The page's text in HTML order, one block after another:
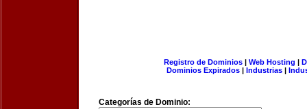
Registro de Dominios| Web Hosting |
Dominios Expirados | Industrias |
Categorías de Dominio: